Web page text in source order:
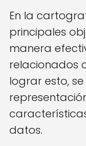
En la
principales
manera
relacionados
lograr esto,
datos.